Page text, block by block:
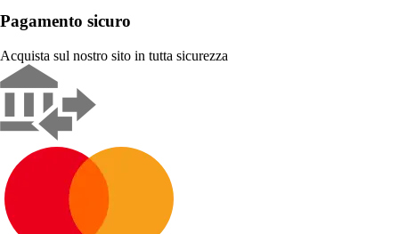
Pagamento sicuro
Acquista sul nostro sito in tutta sicurezza